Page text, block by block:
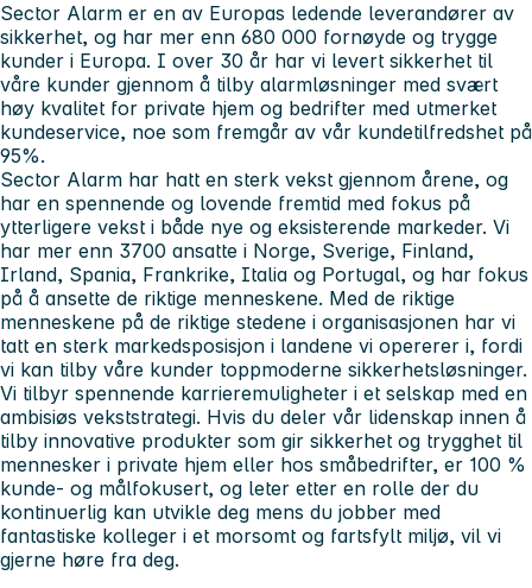
Sector Alarm er en av Europas ledende leverandører av
sikkerhet, og har mer enn 680 000 fornøyde og trygge
kunder i Europa. I over 30 år har vi levert sikkerhet til
våre kunder gjennom å tilby alarmløsninger med svært
høy kvalitet for private hjem og bedrifter med utmerket
kundeservice, noe som fremgår av vår kundetilfredshet på
95%.
Sector Alarm har hatt en sterk vekst gjennom årene, og
har en spennende og lovende fremtid med fokus på
ytterligere vekst i både nye og eksisterende markeder. Vi
har mer enn 3700 ansatte i Norge, Sverige, Finland,
Irland, Spania, Frankrike, Italia og Portugal, og har fokus
på å ansette de riktige menneskene. Med de riktige
menneskene på de riktige stedene i organisasjonen har vi
tatt en sterk markedsposisjon i landene vi opererer i, fordi
vi kan tilby våre kunder toppmoderne sikkerhetsløsninger.
Vi tilbyr spennende karrieremuligheter i et selskap med en
ambisiøs vekststrategi. Hvis du deler vår lidenskap innen å
tilby innovative produkter som gir sikkerhet og trygghet til
mennesker i private hjem eller hos småbedrifter, er 100 %
kunde- og målfokusert, og leter etter en rolle der du
kontinuerlig kan utvikle deg mens du jobber med
fantastiske kolleger i et morsomt og fartsfylt miljø, vil vi
gjerne høre fra deg.